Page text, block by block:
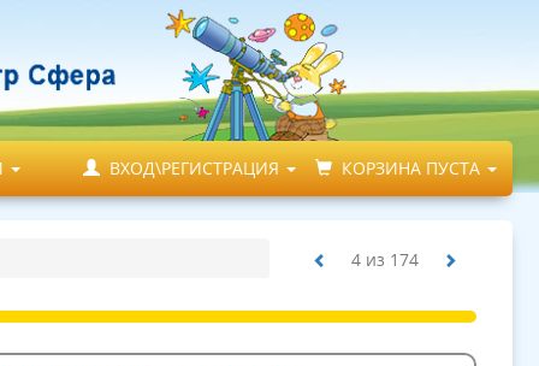
ВХОД\РЕГИСТРАЦИЯ КОРЗИНА ПУСТА
4 из 174